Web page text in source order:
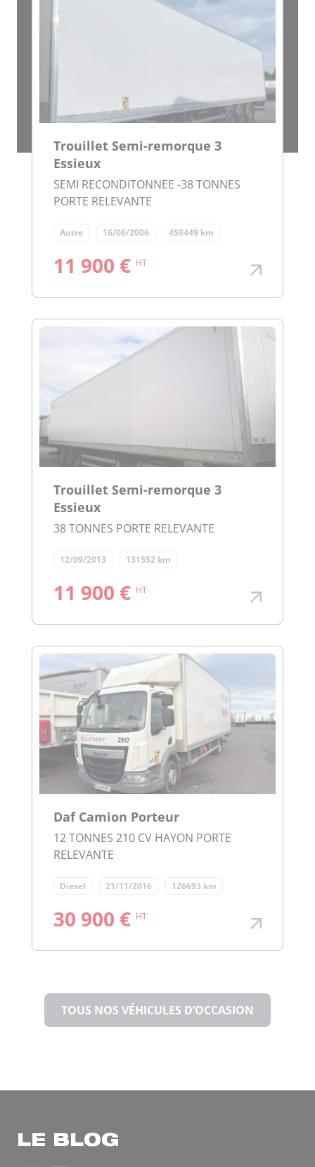
Trouillet Semi-remorque 3
Essieux
SEMI RECONDITONNEE -38 TONNES
PORTE RELEVANTE
Autre 16/06/2006 459449 km
11 900 € HT
Trouillet Semi-remorque 3
Essieux
38 TONNES PORTE RELEVANTE
12/09/2013 131552 km
11 900 € HT
Daf Camion Porteur
12 TONNES 210 CV HAYON PORTE
RELEVANTE
Diesel 21/11/2016 126693 km
30 900 € HT
TOUS NOS VÉHICULES D’OCCASION
LE BLOG